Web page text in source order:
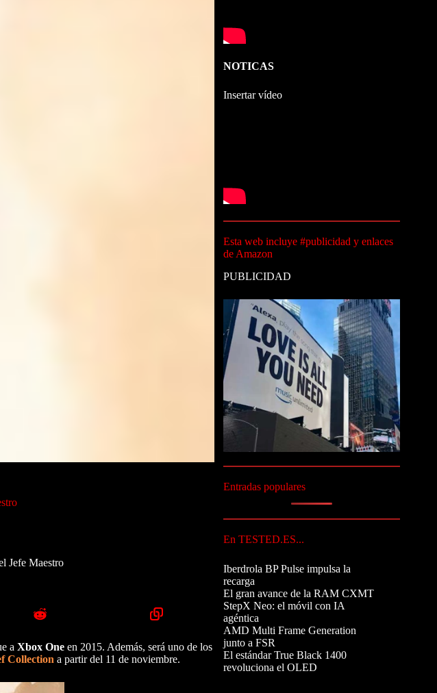
Jefe Maestro
a Xbox One en 2015. Además, será uno de los
Collection a partir del 11 de noviembre.
NOTICAS
Insertar vídeo
Esta web incluye #publicidad y enlaces
de Amazon
PUBLICIDAD
Entradas populares
En TESTED.ES...
Iberdrola BP Pulse impulsa la
recarga
El gran avance de la RAM CXMT
StepX Neo: el móvil con IA
agéntica
AMD Multi Frame Generation
junto a FSR
El estándar True Black 1400
revoluciona el OLED